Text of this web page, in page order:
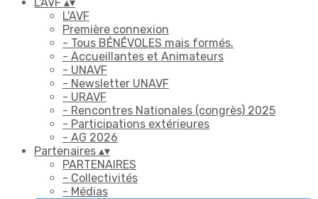
L'AVF
Première connexion
- Tous BÉNÉVOLES mais formés.
- Accueillantes et Animateurs
- UNAVF
- Newsletter UNAVF
- URAVF
- Rencontres Nationales (congrès) 2025
- Participations extérieures
- AG 2026
Partenaires ▴▾
PARTENAIRES
- Collectivités
- Médias